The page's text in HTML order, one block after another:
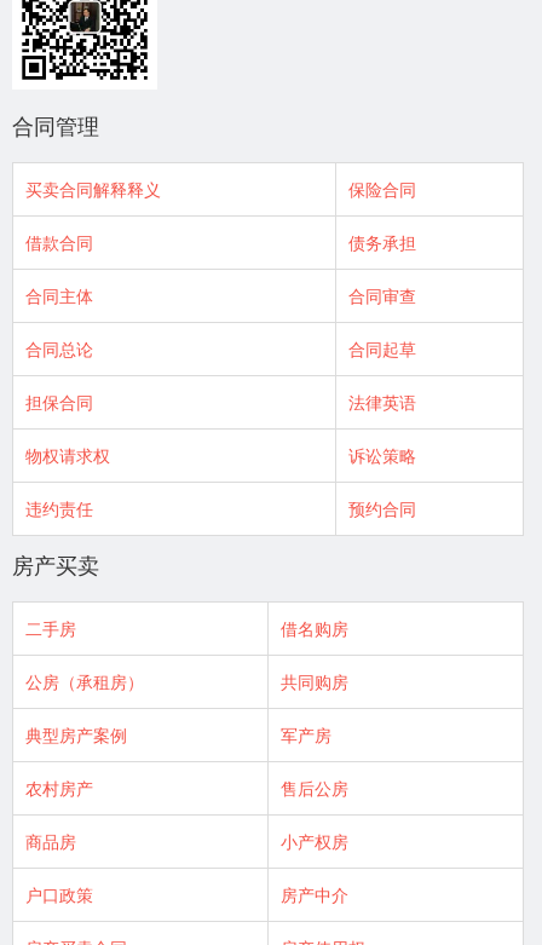
合同管理
买卖合同解释释义 保险合同
借款合同 债务承担
合同主体 合同审查
合同总论 合同起草
担保合同 法律英语
物权请求权 诉讼策略
违约责任 预约合同
房产买卖
二手房 借名购房
公房（承租房） 共同购房
典型房产案例 军产房
农村房产 售后公房
商品房 小产权房
户口政策 房产中介